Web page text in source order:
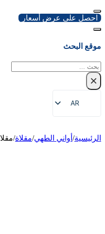
احصل على عرض أسعار
موقع البحث
بحث
×
AR
EN
ZH
الرئيسية/ أواني الطهي/مقلاة/